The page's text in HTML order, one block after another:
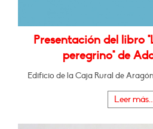
Presentación del libro
peregrino" de
Edificio de la Caja Rural de
Leer más...